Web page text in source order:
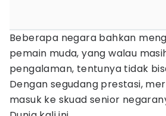
Beberapa negara bahkan
pemain muda, yang walau
pengalaman, tentunya tidak
Dengan segudang prestasi,
masuk ke skuad senior